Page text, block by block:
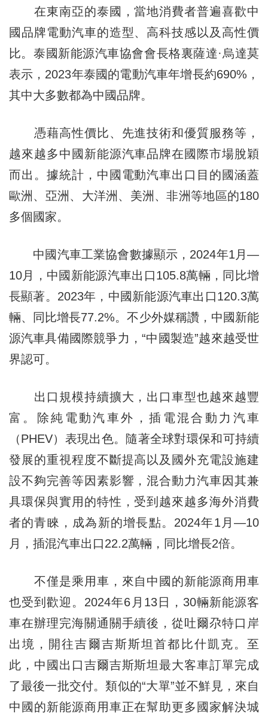
在東南亞的泰國，當地消費者普遍喜歡中
國品牌電動汽車的造型、高科技感以及高性價
比。泰國新能源汽車協會會長格裏薩達·烏達莫
表示，2023年泰國的電動汽車年增長約690%，
其中大多數都為中國品牌。
憑藉高性價比、先進技術和優質服務等，
越來越多中國新能源汽車品牌在國際市場脫穎
而出。據統計，中國電動汽車出口目的國涵蓋
歐洲、亞洲、大洋洲、美洲、非洲等地區的180
多個國家。
中國汽車工業協會數據顯示，2024年1月—
10月，中國新能源汽車出口105.8萬輛，同比增
長顯著。2023年，中國新能源汽車出口120.3萬
輛、同比增長77.2%。不少外媒稱讚，中國新能
源汽車具備國際競爭力，“中國製造”越來越受世
界認可。
出口規模持續擴大，出口車型也越來越豐
富。除純電動汽車外，插電混合動力汽車
（PHEV）表現出色。隨著全球對環保和可持續
發展的重視程度不斷提高以及國外充電設施建
設不夠完善等因素影響，混合動力汽車因其兼
具環保與實用的特性，受到越來越多海外消費
者的青睞，成為新的增長點。2024年1月—10
月，插混汽車出口22.2萬輛，同比增長2倍。
不僅是乘用車，來自中國的新能源商用車
也受到歡迎。2024年6月13日，30輛新能源客
車在辦理完海關通關手續後，從吐爾尕特口岸
出境，開往吉爾吉斯斯坦首都比什凱克。至
此，中國出口吉爾吉斯斯坦最大客車訂單完成
了最後一批交付。類似的“大單”並不鮮見，來自
中國的新能源商用車正在幫助更多國家解決城